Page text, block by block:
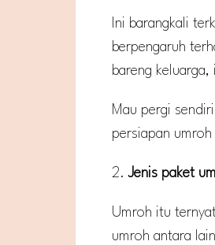
Ini barangkali
berpengaruh
bareng
Mau pergi
persiapan
2.Jenis paket
Umroh itu
umroh antara